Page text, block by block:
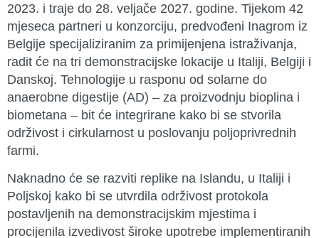
2023. i traje do 28. veljače 2027. godine. Tijekom 42
mjeseca partneri u konzorciju, predvođeni Inagrom iz
Belgije specijaliziranim za primijenjena istraživanja,
radit će na tri demonstracijske lokacije u Italiji, Belgiji i
Danskoj. Tehnologije u rasponu od solarne do
anaerobne digestije (AD) – za proizvodnju bioplina i
biometana – bit će integrirane kako bi se stvorila
održivost i cirkularnost u poslovanju poljoprivrednih
farmi.
Naknadno će se razviti replike na Islandu, u Italiji i
Poljskoj kako bi se utvrdila održivost protokola
postavljenih na demonstracijskim mjestima i
procijenila izvedivost široke upotrebe implementiranih